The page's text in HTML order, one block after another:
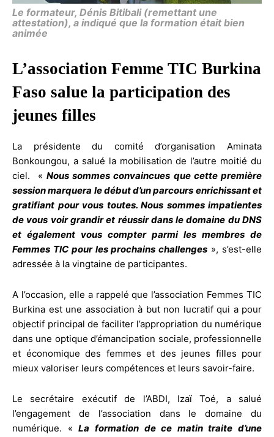
Le formateur, Dénis Bitibali (remettant une
attestation), a indiqué que la formation était bien
animée
L’association Femme TIC Burkina
Faso salue la participation des
jeunes filles
La présidente du comité d’organisation Aminata
Bonkoungou, a salué la mobilisation de l’autre moitié du
ciel. « Nous sommes convaincues que cette première
session marquera le début d’un parcours enrichissant et
gratifiant pour vous toutes. Nous sommes impatientes
de vous voir grandir et réussir dans le domaine du DNS
et également vous compter parmi les membres de
Femmes TIC pour les prochains challenges », s’est-elle
adressée à la vingtaine de participantes.
A l’occasion, elle a rappelé que l’association Femmes TIC
Burkina est une association à but non lucratif qui a pour
objectif principal de faciliter l’appropriation du numérique
dans une optique d’émancipation sociale, professionnelle
et économique des femmes et des jeunes filles pour
mieux valoriser leurs compétences et leurs savoir-faire.
Le secrétaire exécutif de l’ABDI, Izaï Toé, a salué
l’engagement de l’association dans le domaine du
numérique. «La formation de ce matin traite d’une